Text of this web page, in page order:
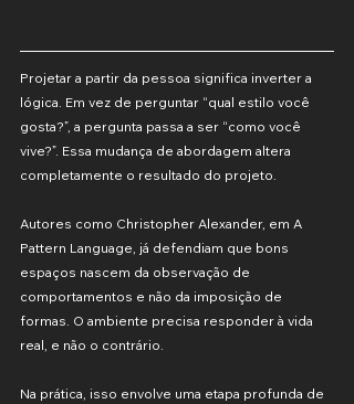
Projetar a partir da pessoa significa inverter a
lógica. Em vez de perguntar “qual estilo você
gosta?”, a pergunta passa a ser “como você
vive?”. Essa mudança de abordagem altera
completamente o resultado do projeto.
Autores como Christopher Alexander, em A
Pattern Language, já defendiam que bons
espaços nascem da observação de
comportamentos e não da imposição de
formas. O ambiente precisa responder à vida
real, e não o contrário.
Na prática, isso envolve uma etapa profunda de